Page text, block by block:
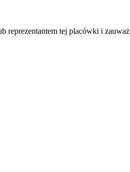
reprezentantem tej placówki i